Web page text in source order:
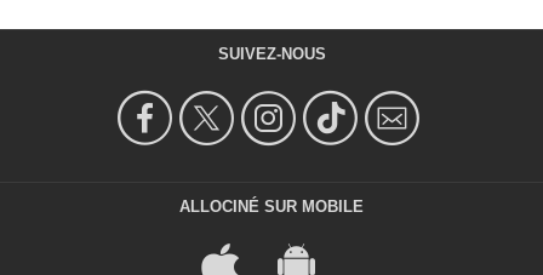
SUIVEZ-NOUS
ALLOCINÉ SUR MOBILE